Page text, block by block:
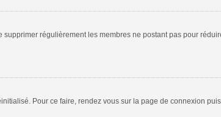
régulièrement les membres ne postant pas pour
Pour ce faire, rendez vous sur la page de connexion